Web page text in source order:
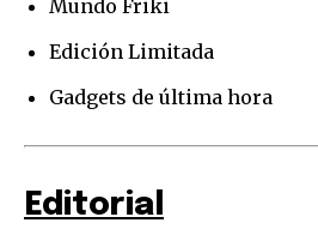
respetamos tu privacidad y no
INBOX. Tu información está segura
Mundo Friki
Edición Limitada
Gadgets de última hora
Editorial